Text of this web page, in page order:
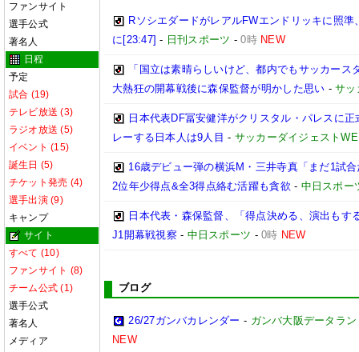
ファンサイト
選手公式
著名人
日程
予定
試合 (19)
テレビ放送 (3)
ラジオ放送 (5)
イベント (15)
誕生日 (5)
チケット発売 (4)
選手出演 (9)
キャンプ
サイト
すべて (10)
ファンサイト (8)
チーム公式 (1)
選手公式
著名人
メディア
RソシエダードがレアルFWエンドリッキに照
に[23:47] - 日刊スポーツ -0時 NEW
「国立は素晴らしいけど、都内でもサッカー
大熱狂の開幕戦後に森保監督が明かした思い -サッ
日本代表DF冨安健洋がクリスタル・パレスに
レーする日本人は9人目 - サッカーダイジェスト
16歳デビュー弾の横浜M・三井寺真「まだ1試
2位年少得点&全3得点絡む活躍も貪欲 - 中日スポー
日本代表・森保監督、「得点決める、演出も
J1開幕戦視察 - 中日スポーツ -0時 NEW
ブログ
26/27ガンバカレンダー - ガンバ大阪データラ
NEW